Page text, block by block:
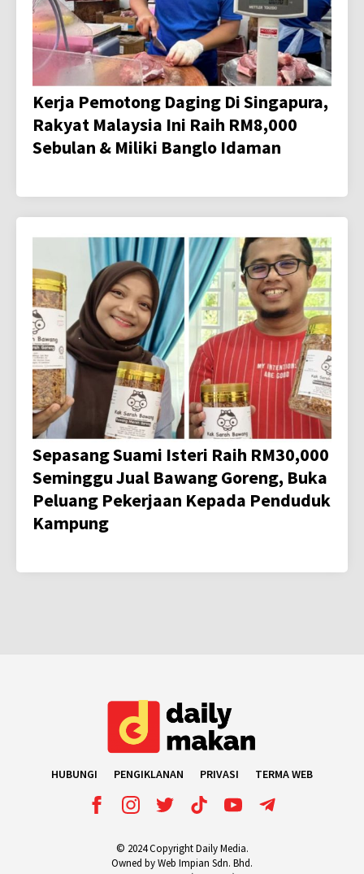
Kerja Pemotong Daging Di Singapura,
Rakyat Malaysia Ini Raih RM8,000
Sebulan & Miliki Banglo Idaman
Sepasang Suami Isteri Raih RM30,000
Seminggu Jual Bawang Goreng, Buka
Peluang Pekerjaan Kepada Penduduk
Kampung
HUBUNGI PENGIKLANAN PRIVASI TERMA WEB
© 2024 Copyright Daily Media.
Owned by Web Impian Sdn. Bhd.